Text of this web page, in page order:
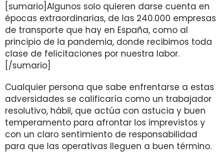
[sumario]Algunos solo quieren darse cuenta en
épocas extraordinarias, de las 240.000 empresas
de transporte que hay en España, como al
principio de la pandemia, donde recibimos toda
clase de felicitaciones por nuestra labor.
[/sumario]
Cualquier persona que sabe enfrentarse a estas
adversidades se calificaría como un trabajador
resolutivo, hábil, que actúa con astucia y buen
temperamento para afrontar los imprevistos y
con un claro sentimiento de responsabilidad
para que las operativas lleguen a buen término.